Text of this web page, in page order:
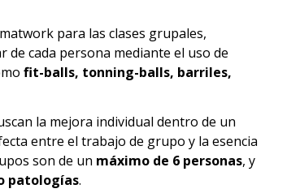
para las clases grupales,
de cada persona mediante el uso de
fit-balls, tonning-balls, barriles,
la mejora individual dentro de un
entre el trabajo de grupo y la esencia
son de un máximo de 6 personas, y
patologías.